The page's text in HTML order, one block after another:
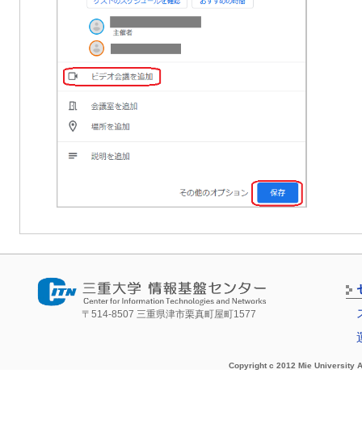
〒514-8507 三重県津市栗真町屋町1577
Copyright c 2012 Mie University